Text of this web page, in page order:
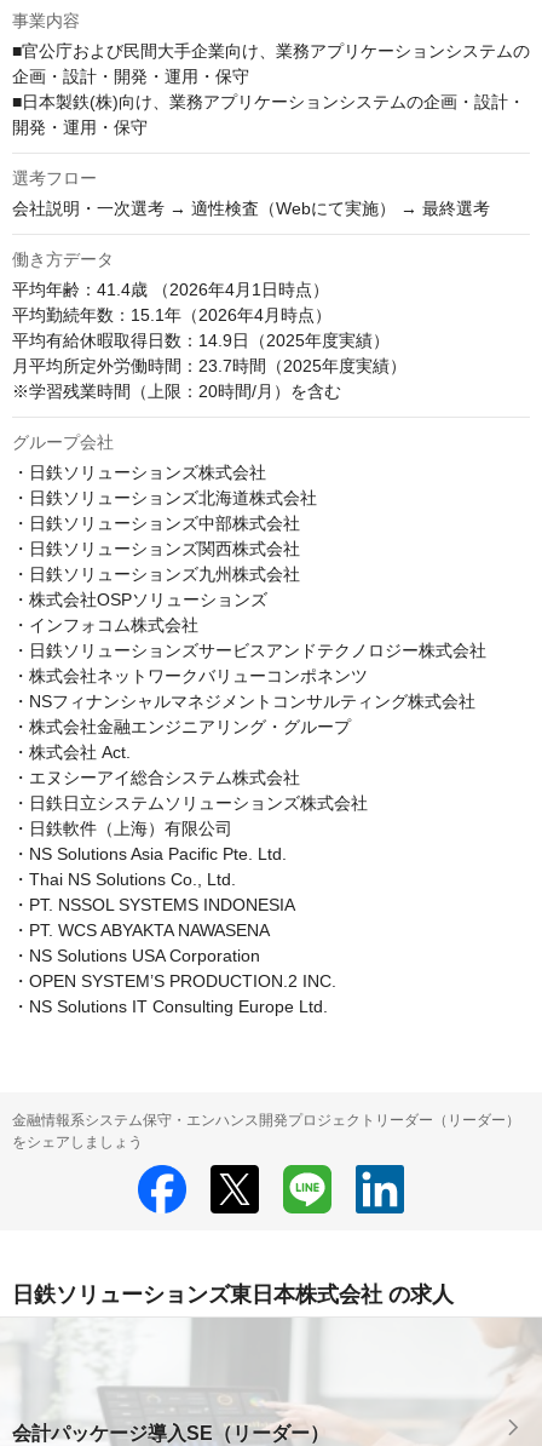
事業内容
■官公庁および民間大手企業向け、業務アプリケーションシステムの
企画・設計・開発・運用・保守
■日本製鉄(株)向け、業務アプリケーションシステムの企画・設計・
開発・運用・保守
選考フロー
会社説明・一次選考 → 適性検査（Webにて実施） → 最終選考
働き方データ
平均年齢：41.4歳 （2026年4月1日時点）
平均勤続年数：15.1年（2026年4月時点）
平均有給休暇取得日数：14.9日（2025年度実績）
月平均所定外労働時間：23.7時間（2025年度実績）
※学習残業時間（上限：20時間/月）を含む
グループ会社
・日鉄ソリューションズ株式会社
・日鉄ソリューションズ北海道株式会社
・日鉄ソリューションズ中部株式会社
・日鉄ソリューションズ関西株式会社
・日鉄ソリューションズ九州株式会社
・株式会社OSPソリューションズ
・インフォコム株式会社
・日鉄ソリューションズサービスアンドテクノロジー株式会社
・株式会社ネットワークバリューコンポネンツ
・NSフィナンシャルマネジメントコンサルティング株式会社
・株式会社金融エンジニアリング・グループ
・株式会社 Act.
・エヌシーアイ総合システム株式会社
・日鉄日立システムソリューションズ株式会社
・日鉄軟件（上海）有限公司
・NS Solutions Asia Pacific Pte. Ltd.
・Thai NS Solutions Co., Ltd.
・PT. NSSOL SYSTEMS INDONESIA
・PT. WCS ABYAKTA NAWASENA
・NS Solutions USA Corporation
・OPEN SYSTEM’S PRODUCTION.2 INC.
・NS Solutions IT Consulting Europe Ltd.
金融情報系システム保守・エンハンス開発プロジェクトリーダー（リーダー）
をシェアしましょう
日鉄ソリューションズ東日本株式会社 の求人
会計パッケージ導入SE（リーダー）